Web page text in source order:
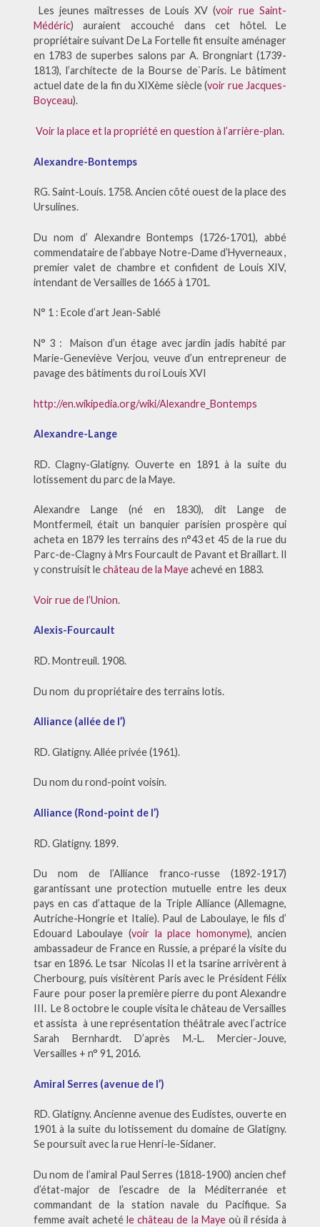
Les jeunes maîtresses de Louis XV (voir rue Saint-
Médéric) auraient accouché dans cet hôtel. Le
propriétaire suivant De La Fortelle fit ensuite aménager
en 1783 de superbes salons par A. Brongniart (1739-
1813), l’architecte de la Bourse de`Paris. Le bâtiment
actuel date de la fin du XIXème siècle (voir rue Jacques-
Boyceau).
Voir la place et la propriété en question à l’arrière-plan.
Alexandre-Bontemps
RG. Saint-Louis. 1758. Ancien côté ouest de la place des
Ursulines.
Du nom d’ Alexandre Bontemps (1726-1701), abbé
commendataire de l’abbaye Notre-Dame d’Hyverneaux ,
premier valet de chambre et confident de Louis XIV,
intendant de Versailles de 1665 à 1701.
N° 1 : Ecole d’art Jean-Sablé
N° 3 : Maison d’un étage avec jardin jadis habité par
Marie-Geneviève Verjou, veuve d’un entrepreneur de
pavage des bâtiments du roi Louis XVI
http://en.wikipedia.org/wiki/Alexandre_Bontemps
Alexandre-Lange
RD. Clagny-Glatigny. Ouverte en 1891 à la suite du
lotissement du parc de la Maye.
Alexandre Lange (né en 1830), dit Lange de
Montfermeil, était un banquier parisien prospère qui
acheta en 1879 les terrains des n°43 et 45 de la rue du
Parc-de-Clagny à Mrs Fourcault de Pavant et Braillart. Il
y construisit lechâteau de la Mayeachevé en 1883.
Voir rue de l’Union.
Alexis-Fourcault
RD. Montreuil. 1908.
Du nom du propriétaire des terrains lotis.
Alliance (allée de l’)
RD. Glatigny. Allée privée (1961).
Du nom du rond-point voisin.
Alliance (Rond-point de l’)
RD. Glatigny. 1899.
Du nom de l’Alliance franco-russe (1892-1917)
garantissant une protection mutuelle entre les deux
pays en cas d’attaque de la Triple Alliance (Allemagne,
Autriche-Hongrie et Italie). Paul de Laboulaye, le fils d’
Edouard Laboulaye (voir la place homonyme), ancien
ambassadeur de France en Russie, a préparé la visite du
tsar en 1896. Le tsar Nicolas II et la tsarine arrivèrent à
Cherbourg, puis visitèrent Paris avec le Président Félix
Faure pour poser la première pierre du pont Alexandre
III. Le 8 octobre le couple visita le château de Versailles
et assista à une représentation théâtrale avec l’actrice
Sarah Bernhardt. D’après M.-L. Mercier-Jouve,
Versailles + n° 91, 2016.
Amiral Serres (avenue de l’)
RD. Glatigny. Ancienne avenue des Eudistes, ouverte en
1901 à la suite du lotissement du domaine de Glatigny.
Se poursuit avec la rue Henri-le-Sidaner.
Du nom de l’amiral Paul Serres (1818-1900) ancien chef
d’état-major de l’escadre de la Méditerranée et
commandant de la station navale du Pacifique. Sa
femme avait acheté le château de la Mayeoù il résida à